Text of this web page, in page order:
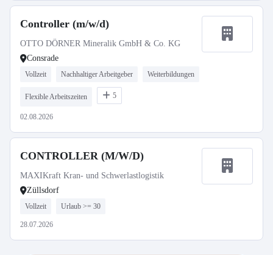
Controller (m/w/d)
OTTO DÖRNER Mineralik GmbH & Co. KG
Consrade
Vollzeit Nachhaltiger Arbeitgeber Weiterbildungen
Flexible Arbeitszeiten 5
02.08.2026
CONTROLLER (M/W/D)
MAXIKraft Kran- und Schwerlastlogistik
Züllsdorf
Vollzeit Urlaub >= 30
28.07.2026